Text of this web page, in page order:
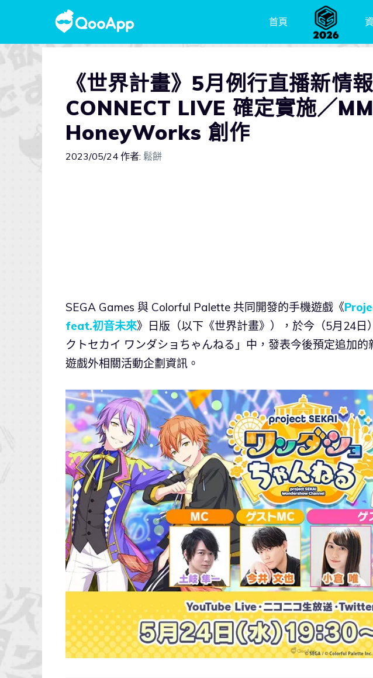
首頁
《世界計畫》5月例行直播新情
CONNECT LIVE 確定實施／
HoneyWorks 創作
2023/05/24 作者: 鬆餅
SEGA Games 與 Colorful Palette 共同開發的手機遊戲《
feat.初音未來》日版（以下《世界計畫》），於今（5月24日
クトセカイ ワンダショちゃんねる」中，發表今後預定追加
遊戲外相關活動企劃資訊。